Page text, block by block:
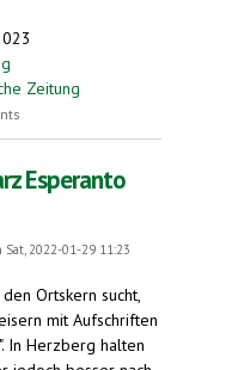
Zeitung
Esperanto
Sat, 2022-01-29 11:23
Ortskern sucht,
mit Aufschriften
In Herzberg halten